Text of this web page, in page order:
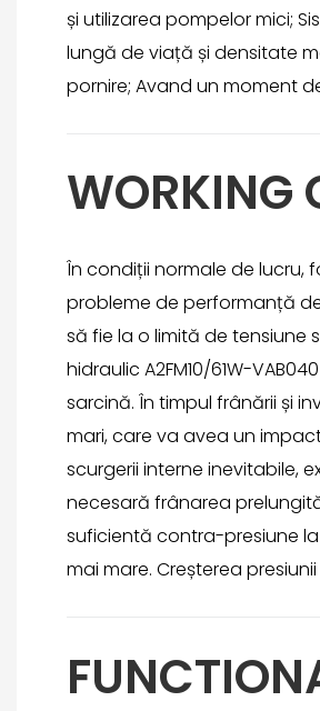
și utilizarea pompelor mici;
lungă de viață și densitate
pornire; Avand un moment
WORKING
În condiții normale de lucru,
probleme de performanță
să fie la o limită de tensiune
hidraulic A2FM10/61W-
sarcină. În timpul frânării și
mari, care va avea un
scurgerii interne inevitabile,
necesară frânarea
suficientă contra-presiune
mai mare. Creșterea